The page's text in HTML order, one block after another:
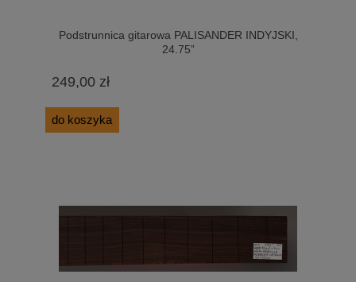
Podstrunnica gitarowa PALISANDER INDYJSKI,
24.75”
249,00 zł
do koszyka